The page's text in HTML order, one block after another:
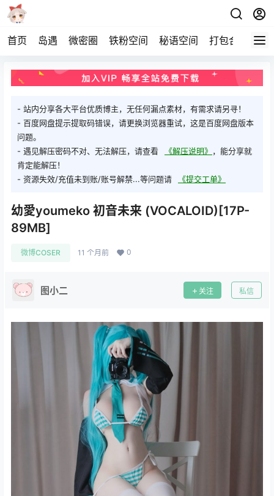
首页 岛遇 微密圈 铁粉空间 秘语空间 打包合集 关
- 站内分享各大平台优质博主，无任何漏点素材，有需求请另寻！
- 百度网盘提示提取码错误，请更换浏览器重试，这是百度网盘版本
问题。
- 遇见解压密码不对、无法解压，请查看
《解压说明》 ，能分享就
肯定能解压！
- 资源失效/充值未到账/账号解禁...等问题请
《提交工单》
幼愛youmeko 初音未来 (VOCALOID)[17P-
89MB]
微博COSER 11 个月前 0
图小二 关注 私信